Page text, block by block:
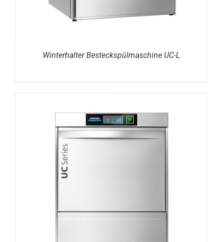
Winterhalter Besteckspülmaschine UC-L